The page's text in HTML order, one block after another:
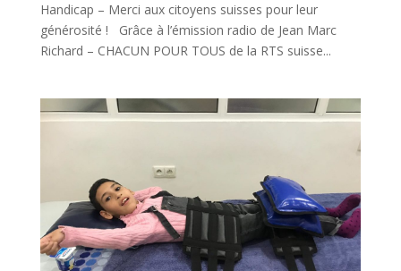
Handicap – Merci aux citoyens suisses pour leur
générosité ! Grâce à l’émission radio de Jean Marc
Richard – CHACUN POUR TOUS de la RTS suisse...